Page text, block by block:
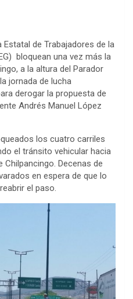
de Trabajadores de la
bloquean una vez más la
a la altura del Parador
jornada de lucha
derogar la propuesta de
Andrés Manuel López
los cuatro carriles
el tránsito vehicular hacia
Decenas de
en espera de que lo
el paso.